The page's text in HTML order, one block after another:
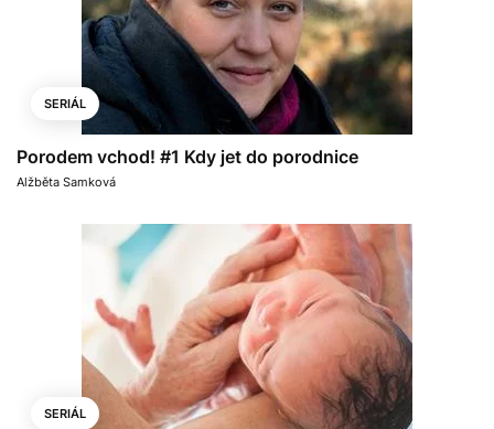
SERIÁL
Porodem vchod! #1 Kdy jet do porodnice
Alžběta Samková
SERIÁL